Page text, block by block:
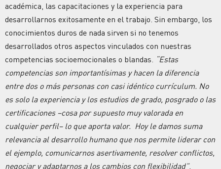
académica, las capacitaciones y la experiencia para
desarrollarnos exitosamente en el trabajo. Sin embargo, los
conocimientos duros de nada sirven si no tenemos
desarrollados otros aspectos vinculados con nuestras
competencias socioemocionales o blandas. “Estas
competencias son importantísimas y hacen la diferencia
entre dos o más personas con casi idéntico currículum. No
es solo la experiencia y los estudios de grado, posgrado o las
certificaciones –cosa por supuesto muy valorada en
cualquier perfil– lo que aporta valor. Hoy le damos suma
relevancia al desarrollo humano que nos permite liderar con
el ejemplo, comunicarnos asertivamente, resolver conflictos,
negociar y adaptarnos a los cambios con flexibilidad”,